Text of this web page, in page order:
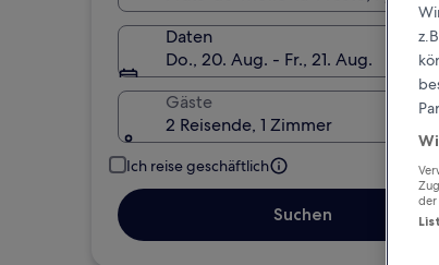
Daten
Do., 20. Aug. - Fr., 21. Aug.
Gäste
2 Reisende, 1 Zimmer
Ich reise geschäftlich
Suchen
der